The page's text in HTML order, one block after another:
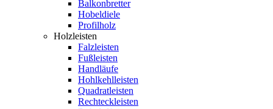
Balkonbretter
Hobeldiele
Profilholz
Holzleisten
Falzleisten
Fußleisten
Handläufe
Hohlkehlleisten
Quadratleisten
Rechteckleisten